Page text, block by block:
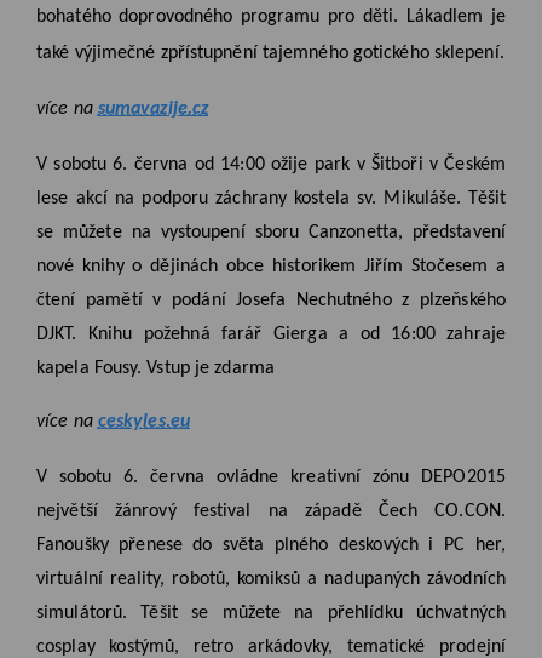
bohatého doprovodného programu pro děti. Lákadlem je
také výjimečné zpřístupnění tajemného gotického sklepení.
více na sumavazije.cz
V sobotu 6. června od 14:00 ožije park v Šitboři v Českém
lese akcí na podporu záchrany kostela sv. Mikuláše. Těšit
se můžete na vystoupení sboru Canzonetta, představení
nové knihy o dějinách obce historikem Jiřím Stočesem a
čtení pamětí v podání Josefa Nechutného z plzeňského
DJKT. Knihu požehná farář Gierga a od 16:00 zahraje
kapela Fousy. Vstup je zdarma
více na ceskyles.eu
V sobotu 6. června ovládne kreativní zónu DEPO2015
největší žánrový festival na západě Čech CO.CON.
Fanoušky přenese do světa plného deskových i PC her,
virtuální reality, robotů, komiksů a nadupaných závodních
simulátorů. Těšit se můžete na přehlídku úchvatných
cosplay kostýmů, retro arkádovky, tematické prodejní